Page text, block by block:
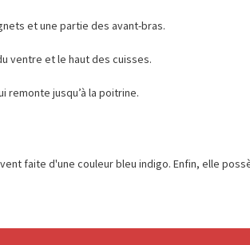
et une partie des avant-bras.
ventre et le haut des cuisses.
jusqu’à la poitrine.
faite d'une couleur bleu indigo. Enfin, elle